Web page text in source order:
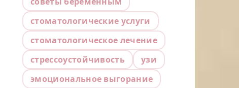
стоматологические услуги
стоматологическое лечение
стрессоустойчивость
узи
эмоциональное выгорание